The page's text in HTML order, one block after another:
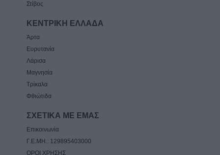
Στίβος
ΚΕΝΤΡΙΚΗ ΕΛΛΑΔΑ
Άρτα
Ευρυτανία
Λάρισα
Μαγνησία
Τρίκαλα
Φθιώτιδα
ΣΧΕΤΙΚΑ ΜΕ ΕΜΑΣ
Επικοινωνία
Γ.Ε.ΜΗ.: 129895403000
ΟΡΟΙ ΧΡΗΣΗΣ